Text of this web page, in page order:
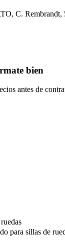
C. Rembrandt,
bien
antes de
para sillas de